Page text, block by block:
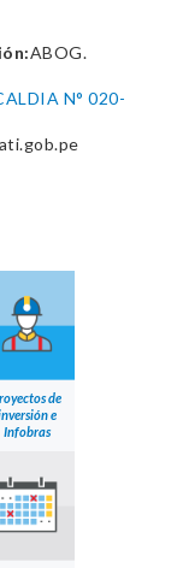
ABOG.
N° 020-
de
e
Infobras